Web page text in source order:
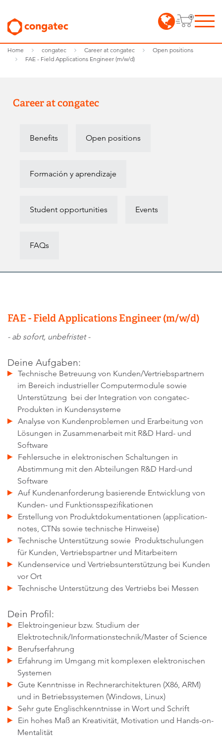
Home congatec Career at congatec
Open positions
FAE - Field Applications Engineer (m/w/d)
Career at congatec
Benefits Open positions
Formación y aprendizaje
Student opportunities Events
FAQs
FAE - Field Applications Engineer (m/w/d)
- ab sofort, unbefristet -
Deine Aufgaben:
Technische Betreuung von Kunden/Vertriebspartnern
im Bereich industrieller Computermodule sowie
Unterstützung bei der Integration von congatec-
Produkten in Kundensysteme
Analyse von Kundenproblemen und Erarbeitung von
Lösungen in Zusammenarbeit mit R&D Hard- und
Software
Fehlersuche in elektronischen Schaltungen in
Abstimmung mit den Abteilungen R&D Hard-und
Software
Auf Kundenanforderung basierende Entwicklung von
Kunden- und Funktionsspezifikationen
Erstellung von Produktdokumentationen (application-
notes, CTNs sowie technische Hinweise)
Technische Unterstützung sowie Produktschulungen
für Kunden, Vertriebspartner und Mitarbeitern
Kundenservice und Vertriebsunterstützung bei Kunden
vor Ort
Technische Unterstützung des Vertriebs bei Messen
Dein Profil:
Elektroingenieur bzw. Studium der
Elektrotechnik/Informationstechnik/Master of Science
Berufserfahrung
Erfahrung im Umgang mit komplexen elektronischen
Systemen
Gute Kenntnisse in Rechnerarchitekturen (X86, ARM)
und in Betriebssystemen (Windows, Linux)
Sehr gute Englischkenntnisse in Wort und Schrift
Ein hohes Maß an Kreativität, Motivation und Hands-on-
Mentalität